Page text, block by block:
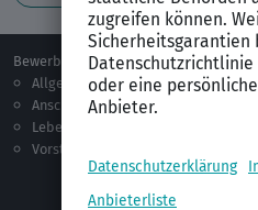
Bewerben
Allgemeines
Anschreiben
Lebenslauf
Vorstellungsgespräch